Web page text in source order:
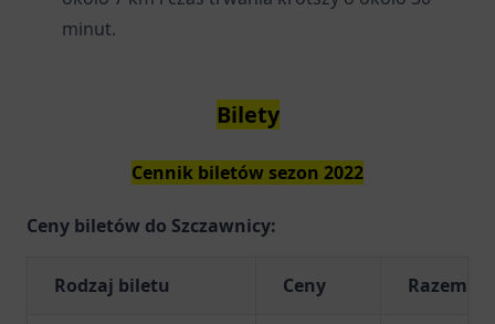
minut.
Bilety
Cennik biletów sezon 2022
Ceny biletów do Szczawnicy:
Rodzaj biletu Ceny Razem